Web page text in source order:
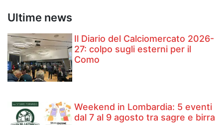
Ultime news
Il Diario del Calciomercato 2026-
27: colpo sugli esterni per il
Como
Weekend in Lombardia: 5 eventi
dal 7 al 9 agosto tra sagre e birra